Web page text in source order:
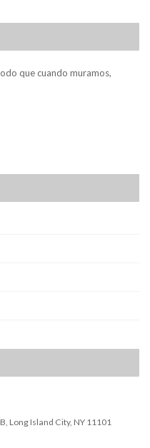
que cuando muramos,
Long Island City, NY 11101